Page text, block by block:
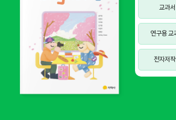
교과서
연구용 교
전자저